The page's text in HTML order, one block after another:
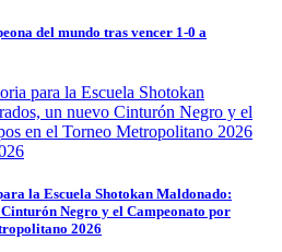
del mundo tras vencer 1-0 a
la Escuela Shotokan Maldonado:
Negro y el Campeonato por
2026